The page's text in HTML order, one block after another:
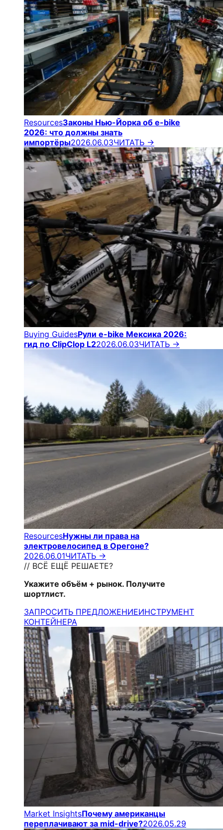
ResourcesЗаконы Нью-Йорка об e-bike
2026: что должны знать
импортёры2026.06.03ЧИТАТЬ →
Buying GuidesРули e-bike Мексика 2026:
гид по ClipClop L22026.06.03ЧИТАТЬ →
ResourcesНужны ли права на
электровелосипед в Орегоне?
2026.06.01ЧИТАТЬ →
// ВСЁ ЕЩЁ РЕШАЕТЕ?
Укажите объём + рынок. Получите
шортлист.
ЗАПРОСИТЬ ПРЕДЛОЖЕНИЕИНСТРУМЕНТ
КОНТЕЙНЕРА
Market InsightsПочему американцы
переплачивают за mid-drive?2026.05.29